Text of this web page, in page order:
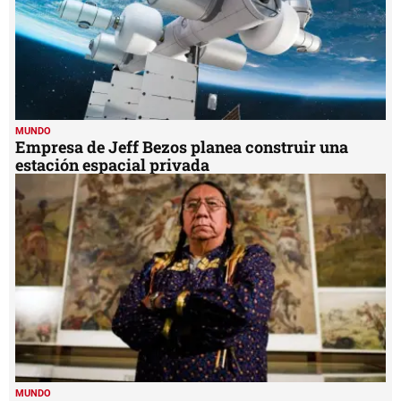
MUNDO
Empresa de Jeff Bezos planea construir una
estación espacial privada
MUNDO